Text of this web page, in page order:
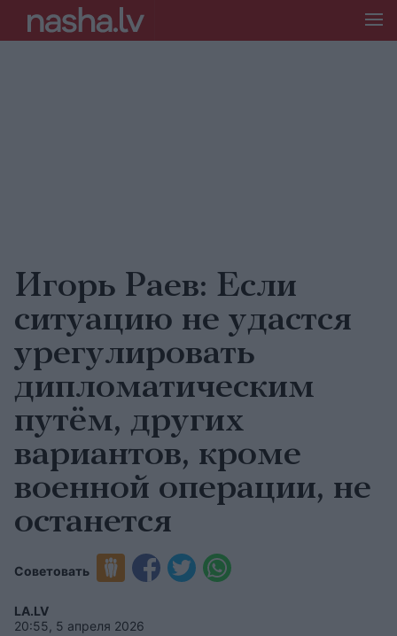
Игорь Раев: Если
ситуацию не удастся
урегулировать
дипломатическим
путём, других
вариантов, кроме
военной операции, не
останется
Советовать
LA.LV
20:55, 5 апреля 2026